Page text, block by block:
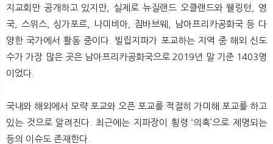
지교회만 공개하고 있지만, 실제로 뉴질랜드 오클랜드와 웰링턴, 영
국, 스위스, 싱가포르, 나미비아, 짐바브웨, 남아프리카공화국 등 다
양한 국가에서 활동 중이다. 빌립지파가 포교하는 지역 중 해외 신도
수가 가장 많은 곳은 남아프리카공화국으로 2019년 말 기준 1403명
이었다.
국내와 해외에서 모략 포교와 오픈 포교를 적절히 가미해 포교를 하고
있는 것으로 알려진다. 최근에는 지파장이 횡령 ‘의혹’으로 제명되는
등의 이슈도 존재한다.